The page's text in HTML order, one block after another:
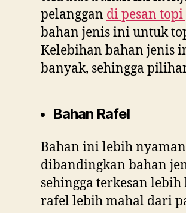
pelanggan dipesan
bahan jenis ini untuk
Kelebihan bahan jenis
banyak, sehingga
Bahan Rafel
Bahan ini lebih
dibandingkan bahan
sehingga terkesan
rafel lebih mahal dari